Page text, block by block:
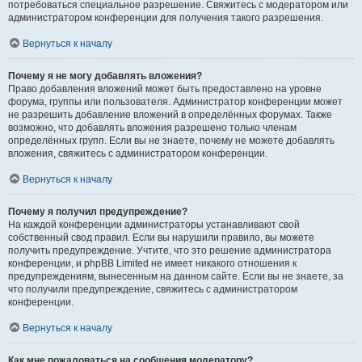
потребоваться специальное разрешение. Свяжитесь с модератором или
администратором конференции для получения такого разрешения.
Вернуться к началу
Почему я не могу добавлять вложения?
Право добавления вложений может быть предоставлено на уровне
форума, группы или пользователя. Администратор конференции может
не разрешить добавление вложений в определённых форумах. Также
возможно, что добавлять вложения разрешено только членам
определённых групп. Если вы не знаете, почему не можете добавлять
вложения, свяжитесь с администратором конференции.
Вернуться к началу
Почему я получил предупреждение?
На каждой конференции администраторы устанавливают свой
собственный свод правил. Если вы нарушили правило, вы можете
получить предупреждение. Учтите, что это решение администратора
конференции, и phpBB Limited не имеет никакого отношения к
предупреждениям, вынесенным на данном сайте. Если вы не знаете, за
что получили предупреждение, свяжитесь с администратором
конференции.
Вернуться к началу